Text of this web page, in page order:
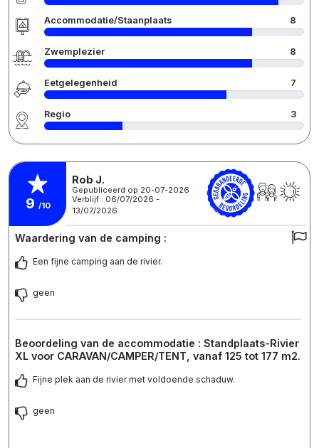
Accommodatie/Staanplaats 8
Zwemplezier 8
Eetgelegenheid 7
Regio 3
9 /10
Rob J.
Gepubliceerd op 20-07-2026
Verblijf : 06/07/2026 -
13/07/2026
Waardering van de camping :
Een fijne camping aan de rivier.
geen
Beoordeling van de accommodatie : Standplaats-Rivier
XL voor CARAVAN/CAMPER/TENT, vanaf 125 tot 177 m2.
Fijne plek aan de rivier met voldoende schaduw.
geen